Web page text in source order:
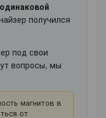
получился
под свои
вопросы, мы
магнитов в
от